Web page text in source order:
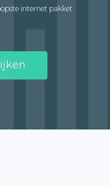
internet pakket